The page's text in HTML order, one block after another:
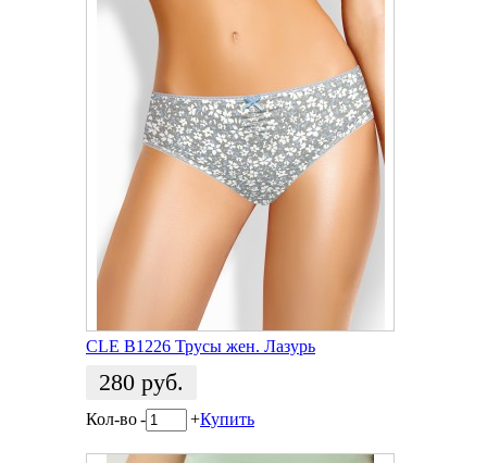
CLE B1226 Трусы жен. Лазурь
280 руб.
Кол-во- +Купить